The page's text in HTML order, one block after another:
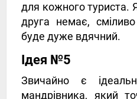
для кожного туриста.
друга немає,
буде дуже вдячний.
Ідея №5
Звичайно є
мандрівника, який